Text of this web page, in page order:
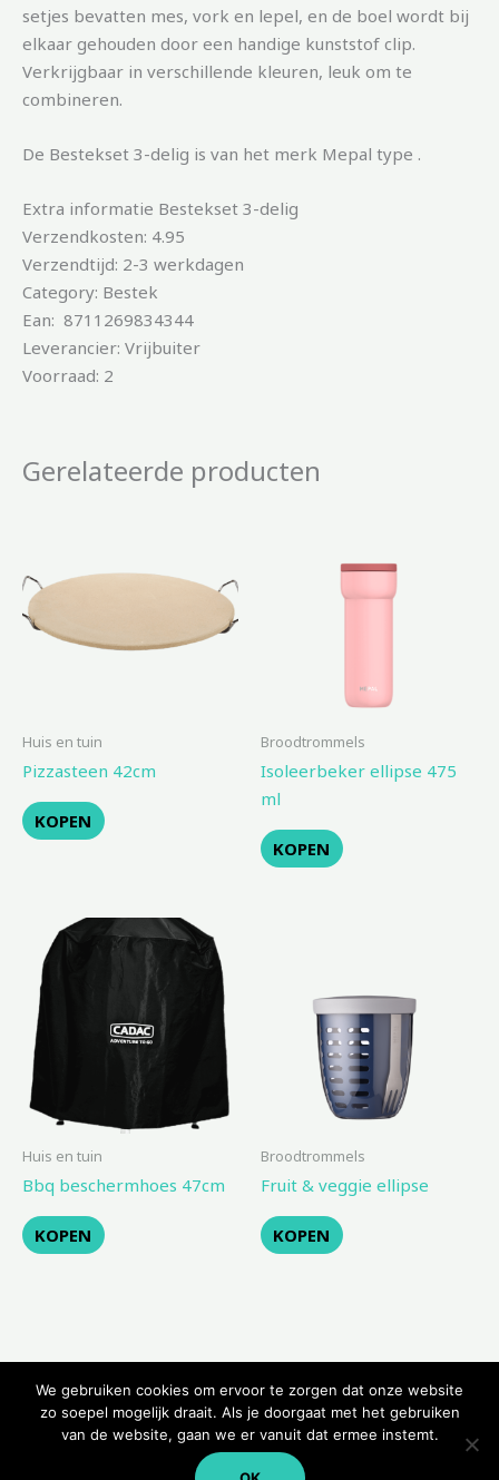
setjes bevatten mes, vork en lepel, en de boel wordt bij
elkaar gehouden door een handige kunststof clip.
Verkrijgbaar in verschillende kleuren, leuk om te
combineren.
De Bestekset 3-delig is van het merk Mepal type .
Extra informatie Bestekset 3-delig
Verzendkosten: 4.95
Verzendtijd: 2-3 werkdagen
Category: Bestek
Ean: 8711269834344
Leverancier: Vrijbuiter
Voorraad: 2
Gerelateerde producten
Huis en tuin
Pizzasteen 42cm
KOPEN
Broodtrommels
Isoleerbeker ellipse 475
ml
KOPEN
Huis en tuin
Bbq beschermhoes 47cm
KOPEN
Broodtrommels
Fruit & veggie ellipse
KOPEN
Copyright © 2026 Kampeerwinkeltje
We gebruiken cookies om ervoor te zorgen dat onze website
zo soepel mogelijk draait. Als je doorgaat met het gebruiken
van de website, gaan we er vanuit dat ermee instemt.